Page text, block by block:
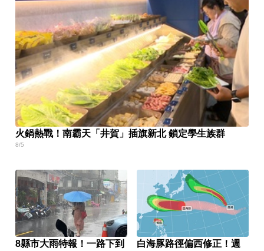
火鍋熱戰！南霸天「井賀」插旗新北 鎖定學生族群
8/5
8縣市大雨特報！一路下到
白海豚路徑偏西修正！週